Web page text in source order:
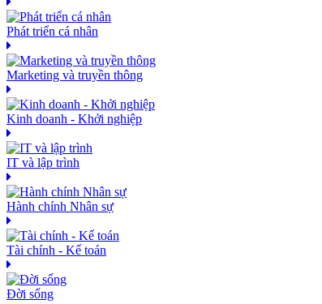
Phát triển cá nhân
Marketing và truyền thông
Kinh doanh - Khởi nghiệp
IT và lập trình
Hành chính Nhân sự
Tài chính - Kế toán
Đời sống